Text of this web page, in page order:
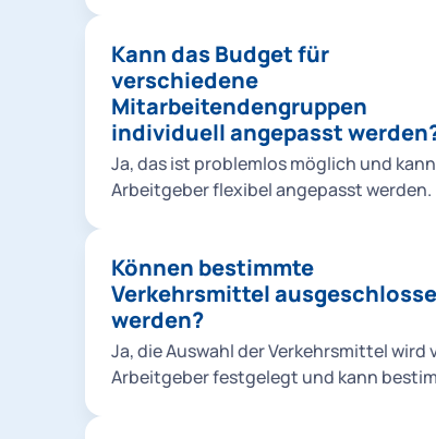
Mechanismen, wie z. B. der steuerfreie
Sachbezug, sind von der
unternehmensinternen Handhabung
abhängig. Hierzu können wir Sie gerne
Rahmen eines persönlichen Gesprächs
näher informieren.
Kann das Budget für
verschiedene
Mitarbeitendengruppen
individuell angepasst
Ja, das ist problemlos möglich und
Arbeitgeber flexibel angepasst werden.
Können bestimmte
Verkehrsmittel
werden?
Ja, die Auswahl der Verkehrsmittel wird
Arbeitgeber festgelegt und kann